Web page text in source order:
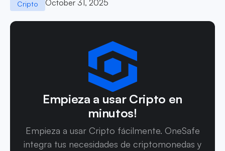
Cripto October 31, 2025
Empieza a usar Cripto en
minutos!
Empieza a usar Cripto fácilmente. OneSafe
integra tus necesidades de criptomonedas y